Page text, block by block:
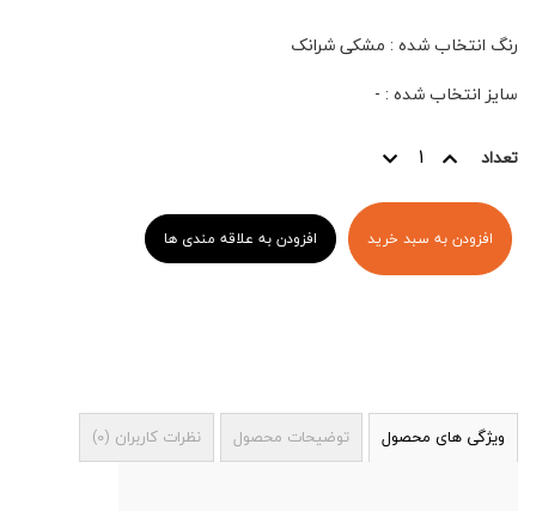
رنگ انتخاب شده : مشکی شرانک
سایز انتخاب شده :
-
تعداد
افزودن به سبد خرید افزودن به علاقه مندی ها
ویژگی های محصول توضیحات محصول نظرات کاربران (
0
)